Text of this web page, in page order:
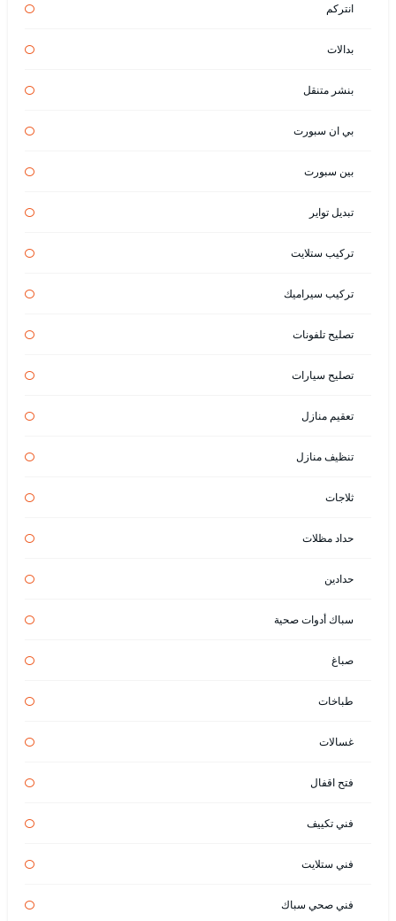
انتركم
بدالات
بنشر متنقل
بي ان سبورت
بين سبورت
تبديل تواير
تركيب ستلايت
تركيب سيراميك
تصليح تلفونات
تصليح سيارات
تعقيم منازل
تنظيف منازل
ثلاجات
حداد مظلات
حدادين
سباك أدوات صحية
صباغ
طباخات
غسالات
فتح اقفال
فني تكييف
فني ستلايت
فني صحي سباك